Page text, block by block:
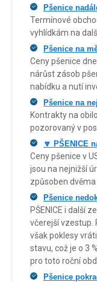
Pšenice
Termínové
vyhlídkám na
Pšenice na
Ceny pšenice
nárůst zásob
nabídku a nutí
Pšenice na
Kontrakty na
pozorovaný v
🔽 PŠENICE
Ceny pšenice v
jsou na nejnižší
způsoben
Pšenice
PŠENICE i další
včerejší vzestup.
však poklesy
stavu, což je o 3
pro toto roční
Pšenice